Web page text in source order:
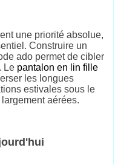
une priorité absolue,
Construire un
ado permet de cibler
Le pantalon en lin fille
les longues
estivales sous le
aérées.